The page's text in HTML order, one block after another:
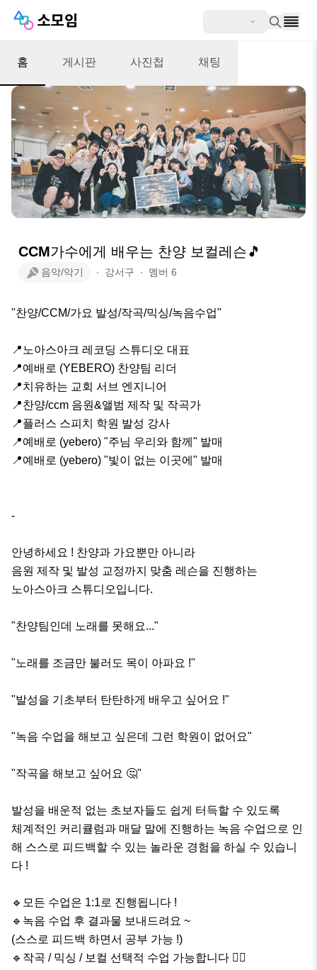
홈 게시판 사진첩 채팅
CCM가수에게 배우는 찬양 보컬레슨🎵
음악/악기 ∙ 강서구 ∙ 멤버 6
"찬양/CCM/가요 발성/작곡/믹싱/녹음수업"
📍노아스아크 레코딩 스튜디오 대표
📍예배로 (YEBERO) 찬양팀 리더
📍치유하는 교회 서브 엔지니어
📍찬양/ccm 음원&앨범 제작 및 작곡가
📍플러스 스피치 학원 발성 강사
📍예배로 (yebero) "주님 우리와 함께" 발매
📍예배로 (yebero) "빛이 없는 이곳에" 발매
-
안녕하세요 ! 찬양과 가요뿐만 아니라
음원 제작 및 발성 교정까지 맞춤 레슨을 진행하는
노아스아크 스튜디오입니다.
"찬양팀인데 노래를 못해요..."
"노래를 조금만 불러도 목이 아파요 !"
"발성을 기초부터 탄탄하게 배우고 싶어요 !"
"녹음 수업을 해보고 싶은데 그런 학원이 없어요"
"작곡을 해보고 싶어요 🤔"
발성을 배운적 없는 초보자들도 쉽게 터득할 수 있도록
체계적인 커리큘럼과 매달 말에 진행하는 녹음 수업으로 인
해 스스로 피드백할 수 있는 놀라운 경험을 하실 수 있습니
다 !
🔹모든 수업은 1:1로 진행됩니다 !
🔹녹음 수업 후 결과물 보내드려요 ~
(스스로 피드백 하면서 공부 가능 !)
🔹작곡 / 믹싱 / 보컬 선택적 수업 가능합니다 👍🏻